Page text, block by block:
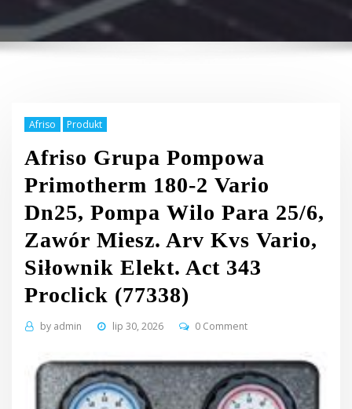
Afriso Produkt
Afriso Grupa Pompowa
Primotherm 180-2 Vario
Dn25, Pompa Wilo Para 25/6,
Zawór Miesz. Arv Kvs Vario,
Siłownik Elekt. Act 343
Proclick (77338)
by admin lip 30, 2026 0 Comment